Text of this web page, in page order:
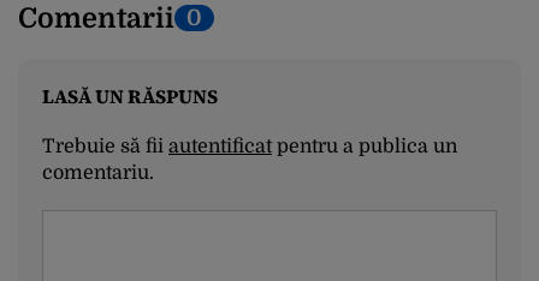
Comentarii 0
LASĂ UN RĂSPUNS
Trebuie să fii autentificatpentru a publica un
comentariu.